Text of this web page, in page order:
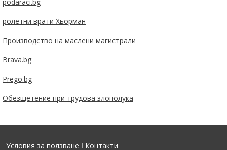
podaraci.bg
ролетни врати Хьорман
Производство на маслени магистрали
Brava.bg
Prego.bg
Обезщетение при трудова злополука
Условия за ползване I Контакти